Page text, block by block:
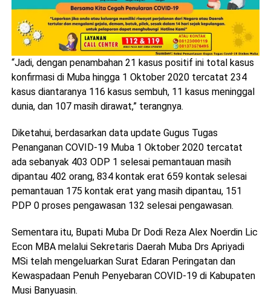
“Jadi, dengan penambahan 21 kasus positif ini total kasus
konfirmasi di Muba hingga 1 Oktober 2020 tercatat 234
kasus diantaranya 116 kasus sembuh, 11 kasus meninggal
dunia, dan 107 masih dirawat,” terangnya.
Diketahui, berdasarkan data update Gugus Tugas
Penanganan COVID-19 Muba 1 Oktober 2020 tercatat
ada sebanyak 403 ODP 1 selesai pemantauan masih
dipantau 402 orang, 834 kontak erat 659 kontak selesai
pemantauan 175 kontak erat yang masih dipantau, 151
PDP 0 proses pengawasan 132 selesai pengawasan.
Sementara itu, Bupati Muba Dr Dodi Reza Alex Noerdin Lic
Econ MBA melalui Sekretaris Daerah Muba Drs Apriyadi
MSi telah mengeluarkan Surat Edaran Peringatan dan
Kewaspadaan Penuh Penyebaran COVID-19 di Kabupaten
Musi Banyuasin.